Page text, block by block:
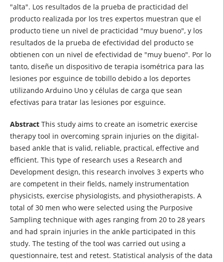
"alta". Los resultados de la prueba de practicidad del
producto realizada por los tres expertos muestran que el
producto tiene un nivel de practicidad "muy bueno", y los
resultados de la prueba de efectividad del producto se
obtienen con un nivel de efectividad de "muy bueno". Por lo
tanto, diseñe un dispositivo de terapia isométrica para las
lesiones por esguince de tobillo debido a los deportes
utilizando Arduino Uno y células de carga que sean
efectivas para tratar las lesiones por esguince.
AbstractThis study aims to create an isometric exercise
therapy tool in overcoming sprain injuries on the digital-
based ankle that is valid, reliable, practical, effective and
efficient. This type of research uses a Research and
Development design, this research involves 3 experts who
are competent in their fields, namely instrumentation
physicists, exercise physiologists, and physiotherapists. A
total of 30 men who were selected using the Purposive
Sampling technique with ages ranging from 20 to 28 years
and had sprain injuries in the ankle participated in this
study. The testing of the tool was carried out using a
questionnaire, test and retest. Statistical analysis of the data